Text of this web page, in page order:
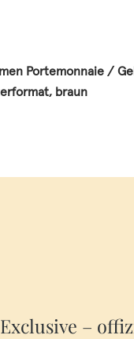
Portemonnaie /
braun
–